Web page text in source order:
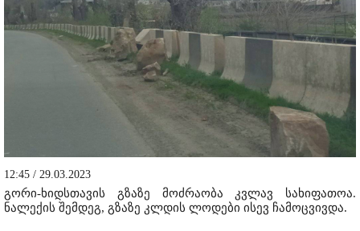
12:45 / 29.03.2023
გორი-ხიდსთავის გზაზე მოძრაობა კვლავ სახიფათოა.
ნალექის შემდეგ, გზაზე კლდის ლოდები ისევ ჩამოცვივდა.